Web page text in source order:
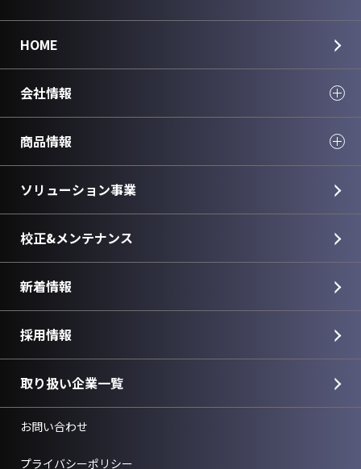
HOME
会社情報
商品情報
ソリューション事業
校正&メンテナンス
新着情報
採用情報
取り扱い企業一覧
お問い合わせ
プライバシーポリシー